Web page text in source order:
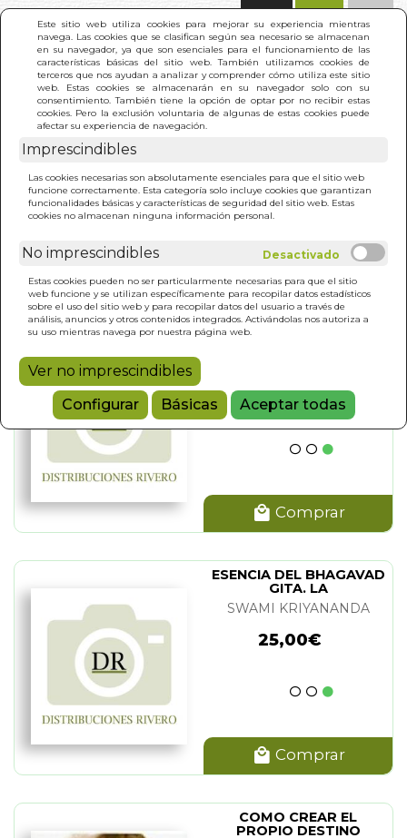
Este sitio web utiliza cookies para mejorar su experiencia mientras
navega. Las cookies que se clasifican según sea necesario se almacenan
en su navegador, ya que son esenciales para el funcionamiento de las
características básicas del sitio web. También utilizamos cookies de
terceros que nos ayudan a analizar y comprender cómo utiliza este sitio
web. Estas cookies se almacenarán en su navegador solo con su
consentimiento. También tiene la opción de optar por no recibir estas
cookies. Pero la exclusión voluntaria de algunas de estas cookies puede
afectar su experiencia de navegación.
Imprescindibles
Las cookies necesarias son absolutamente esenciales para que el sitio web
funcione correctamente. Esta categoría solo incluye cookies que garantizan
funcionalidades básicas y características de seguridad del sitio web. Estas
cookies no almacenan ninguna información personal.
No imprescindibles
Estas cookies pueden no ser particularmente necesarias para que el sitio
web funcione y se utilizan específicamente para recopilar datos estadísticos
sobre el uso del sitio web y para recopilar datos del usuario a través de
análisis, anuncios y otros contenidos integrados. Activándolas nos autoriza a
su uso mientras navega por nuestra página web.
Ver no imprescindibles
Configurar
Básicas Aceptar todas
(12)
DERANJA (1)
YOGANANDA (2)
YOGANANDA (3)
(14)
INICIO > RESULTADO BÚSQUEDA
Estos son los resultados de tu búsqueda:
ananda ediciones
COMO SER SIEMPRE
12,00€
Comprar
ESENCIA DEL BHAGAVAD
GITA. LA
SWAMI KRIYANANDA
25,00€
Comprar
COMO CREAR EL
PROPIO DESTINO